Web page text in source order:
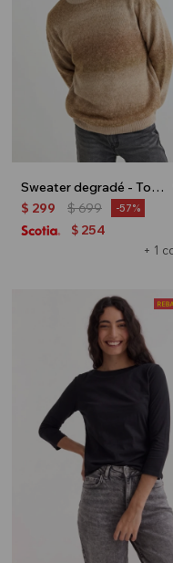
Sweater degradé - Tostado
+ 1
$ 299 $699 57
$ 254